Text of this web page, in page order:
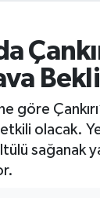
göre
olacak.
sağanak